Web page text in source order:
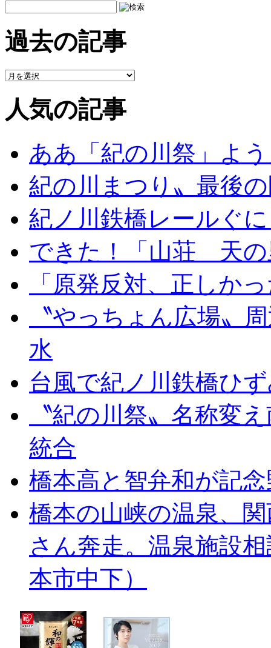
過去の記事
人気の記事
ああ「紀の川祭」よ
紀の川まつり〟最後
紀ノ川鉄橋レールぐ
できた！「山荘 天の
「原発反対、正しか
〝やっちょん広場〟
水
台風で紀ノ川鉄橋ひ
〝紀の川祭〟名称変
統合
橋本高と智弁和が記
橋本の山峡の温泉、
さん奔走。温泉施設
本市中下）